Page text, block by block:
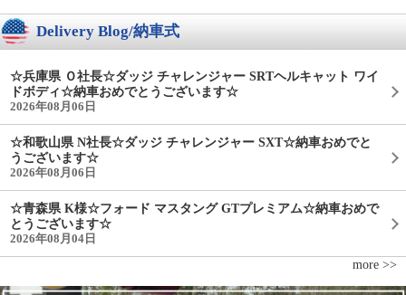
Delivery Blog/納車式
☆兵庫県 Ｏ社長☆ダッジ チャレンジャー SRTヘルキャット ワイ
ドボディ☆納車おめでとうございます☆
2026年08月06日
☆和歌山県 N社長☆ダッジ チャレンジャー SXT☆納車おめでと
うございます☆
2026年08月06日
☆青森県 K様☆フォード マスタング GTプレミアム☆納車おめで
とうございます☆
2026年08月04日
more >>